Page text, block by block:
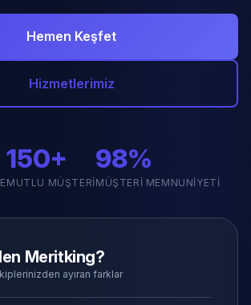
Hemen Keşfet
Hizmetlerimiz
150+
MUTLU MÜŞTERI
98%
MÜŞTERI MEMNUNIYETI
Meritking?
ayıran farklar